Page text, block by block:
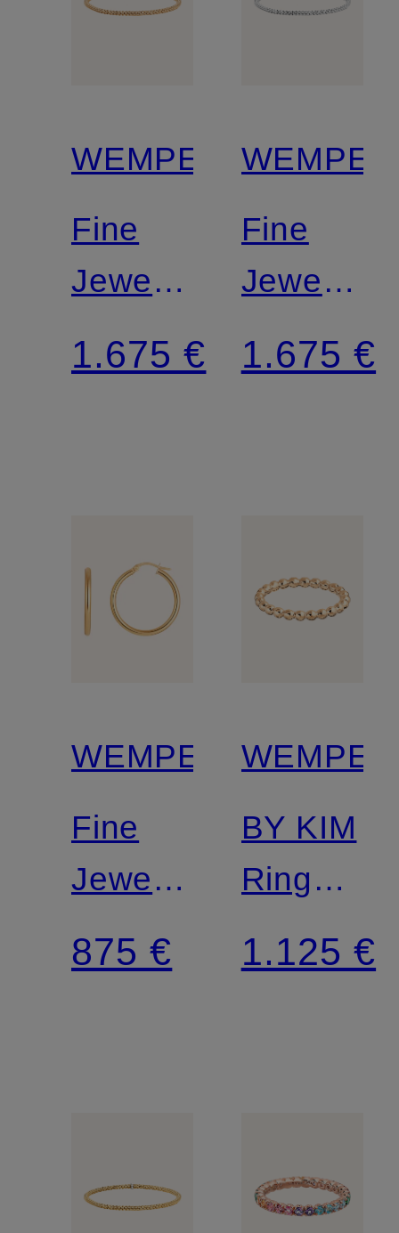
WEMPE
Fine
Jewelry
Armband
BASICS
1.675 €
WEMPE
Fine
Jewelry
Armband
BASICS
1.675 €
WEMPE
Fine
Jewelry
Creolen
BASICS
875 €
WEMPE
BY KIM
Ring
BLU
XS
1.125 €